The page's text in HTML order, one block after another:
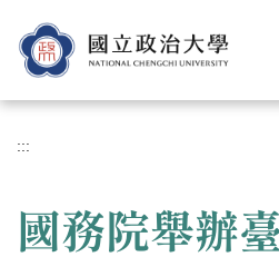
到
主
內
區
:::
國務院舉辦